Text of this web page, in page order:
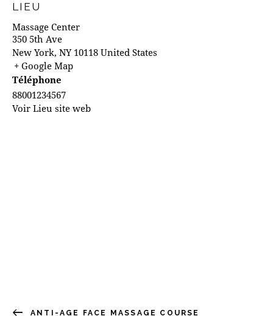
LIEU
Massage Center
350 5th Ave
New York, NY 10118 United States
+ Google Map
Téléphone
88001234567
Voir Lieu site web
ANTI-AGE FACE MASSAGE COURSE